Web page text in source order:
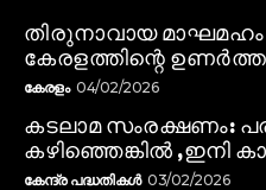
തിരുനാവായ
കേരളത്തിന്റെ
കേരളം 04/02/2026
കടലാമ സംരക്ഷണം:
കഴിഞ്ഞെങ്കിൽ ,ഇനി
കേന്ദ്ര പദ്ധതികൾ 03/02/2026